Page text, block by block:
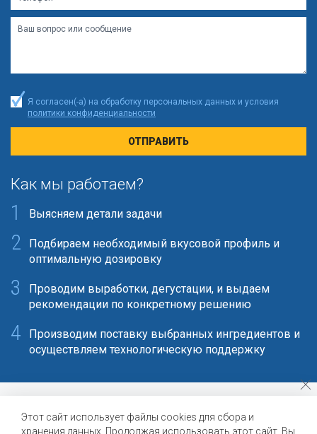
Я согласен(-а) на обработку персональных данных и условия
политики конфиденциальности
Как мы работаем?
Выясняем детали задачи
Подбираем необходимый вкусовой профиль и
оптимальную дозировку
Проводим выработки, дегустации, и выдаем
рекомендации по конкретному решению
Производим поставку выбранных ингредиентов и
осуществляем технологическую поддержку
105082 Москва, Рубцовская набережная д.4 корп.2
Этот сайт использует файлы cookies для сбора и
хранения данных. Продолжая использовать этот сайт, Вы